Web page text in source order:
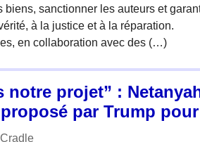
biens, sanctionner les auteurs et
à la justice et à la réparation.
en collaboration avec des (…)
notre projet” :
par Trump pour